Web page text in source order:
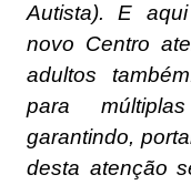
Autista). E
novo Centro
adultos
para
garantindo,
desta atenção